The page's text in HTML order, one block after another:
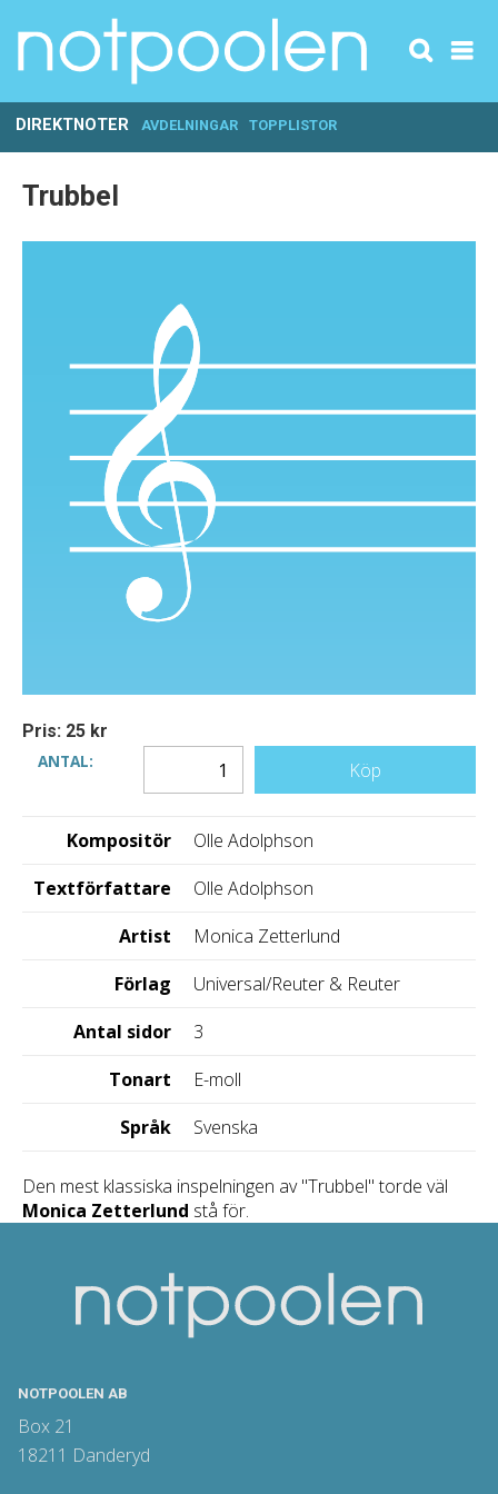
DIREKTNOTER AVDELNINGAR TOPPLISTOR
Trubbel
Pris: 25 kr
ANTAL:
Köp
Kompositör
Olle Adolphson
Textförfattare
Olle Adolphson
Artist
Monica Zetterlund
Förlag
Universal/Reuter & Reuter
Antal sidor
3
Tonart
E-moll
Språk
Svenska
Den mest klassiska inspelningen av "Trubbel" torde väl
Monica Zetterlund stå för.
NOTPOOLEN AB
Box 21
18211 Danderyd